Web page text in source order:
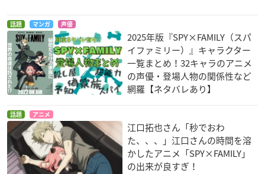
コラボグッズ情報
【予約受付日時】
2020年12月7日(月)10：00
※カフェ店舗では予約＆取置不可。
【発売日】
2020年12月24日(木)
話題 マンガ 声優
2025年版『SPY×FAMILY（スパ
イファミリー）』キャラクター
一覧まとめ！32キャラのアニメ
の声優・登場人物の関係性など
網羅【ネタバレあり】
話題 アニメ
江口拓也さん「秒でおわ
た、、、」江口さんの時間を溶
かしたアニメ「SPY×FAMILY」
の出来が良すぎ！